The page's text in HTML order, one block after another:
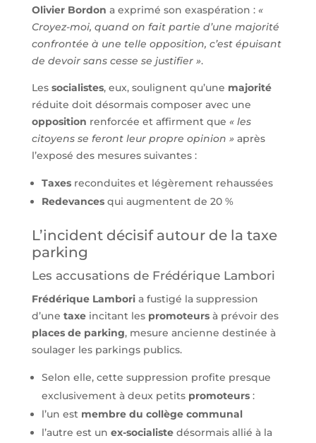
Olivier Bordon a exprimé son exaspération : «
Croyez-moi, quand on fait partie d’une majorité
confrontée à une telle opposition, c’est épuisant
de devoir sans cesse se justifier ».
Les socialistes, eux, soulignent qu’une majorité
réduite doit désormais composer avec une
opposition renforcée et affirment que « les
citoyens se feront leur propre opinion »après
l’exposé des mesures suivantes :
Taxesreconduites et légèrement rehaussées
Redevancesqui augmentent de 20 %
L’incident décisif autour de la taxe
parking
Les accusations de Frédérique Lambori
Frédérique Lamboria fustigé la suppression
d’une taxeincitant les promoteursà prévoir des
places de parking, mesure ancienne destinée à
soulager les parkings publics.
Selon elle, cette suppression profite presque
exclusivement à deux petits promoteurs:
l’un est membre du collège communal
l’autre est un ex-socialistedésormais allié à la